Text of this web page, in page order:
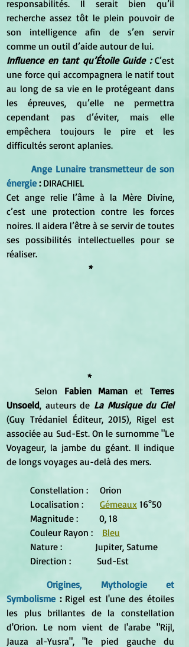
responsabilités. Il serait bien qu’il
recherche assez tôt le plein pouvoir de
son intelligence afin de s’en servir
comme un outil d’aide autour de lui.
Influence en tant qu’Étoile Guide : C’est
une force qui accompagnera le natif tout
au long de sa vie en le protégeant dans
les épreuves, qu’elle ne permettra
cependant pas d’éviter, mais elle
empêchera toujours le pire et les
difficultés seront aplanies.
Ange Lunaire transmetteur de son
énergie : DIRACHIEL
Cet ange relie l’âme à la Mère Divine,
c’est une protection contre les forces
noires. Il aidera l’être à se servir de toutes
ses possibilités intellectuelles pour se
réaliser.
*
*
	Selon
Fabien Maman et Terres
Unsoeld, auteurs de
La Musique du Ciel
(Guy Trédaniel Éditeur, 2015), Rigel est
associée au Sud-Est. On le surnomme "Le
Voyageur, la jambe du géant. Il indique
de longs voyages au-delà des mers.
Constellation :     Orion
Localisation : Gémeaux
Magnitude :         0, 18
Couleur Rayon : Bleu
Nature :              Jupiter, Saturne
Direction :           Sud-Est
Origines, Mythologie et
Symbolisme : Rigel est l'une des étoiles
les plus brillantes de la constellation
d'Orion. Le nom vient de l'arabe "Rijl,
Jauza al-Yusra", "le pied gauche du